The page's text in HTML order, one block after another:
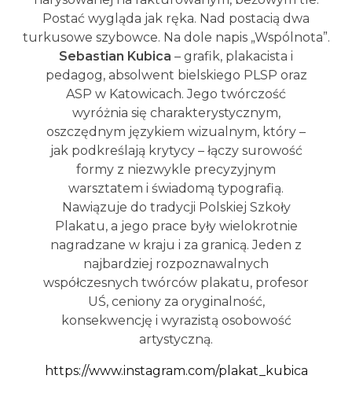
Sebastian Kubica – grafik, plakacista i
pedagog, absolwent bielskiego PLSP oraz
ASP w Katowicach. Jego twórczość
wyróżnia się charakterystycznym,
oszczędnym językiem wizualnym, który –
jak podkreślają krytycy – łączy surowość
formy z niezwykle precyzyjnym
warsztatem i świadomą typografią.
Nawiązuje do tradycji Polskiej Szkoły
Plakatu, a jego prace były wielokrotnie
nagradzane w kraju i za granicą. Jeden z
najbardziej rozpoznawalnych
współczesnych twórców plakatu, profesor
UŚ, ceniony za oryginalność,
konsekwencję i wyrazistą osobowość
artystyczną.
https://www.instagram.com/plakat_kubica